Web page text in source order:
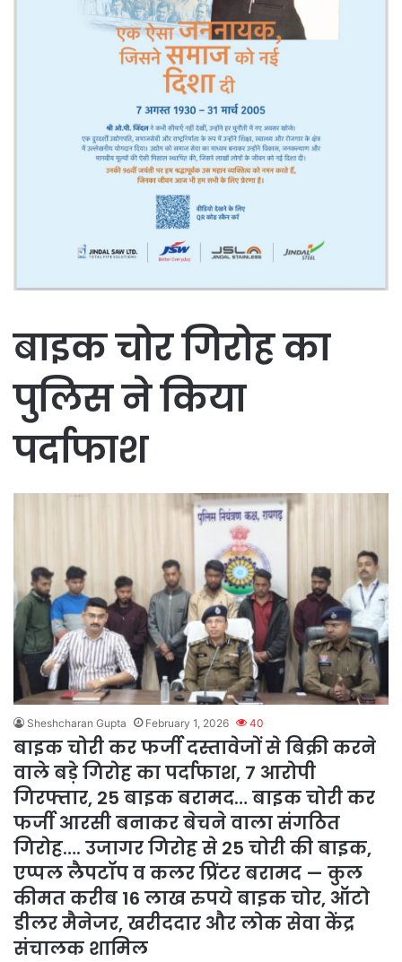
बाइक चोर गिरोह का
पुलिस ने किया
पर्दाफाश
Sheshcharan Gupta February 1, 2026 40
बाइक चोरी कर फर्जी दस्तावेजों से बिक्री करने
वाले बड़े गिरोह का पर्दाफाश, 7 आरोपी
गिरफ्तार, 25 बाइक बरामद… बाइक चोरी कर
फर्जी आरसी बनाकर बेचने वाला संगठित
गिरोह…. उजागर गिरोह से 25 चोरी की बाइक,
एप्पल लैपटॉप व कलर प्रिंटर बरामद — कुल
कीमत करीब 16 लाख रुपये बाइक चोर, ऑटो
डीलर मैनेजर, खरीददार और लोक सेवा केंद्र
संचालक शामिल